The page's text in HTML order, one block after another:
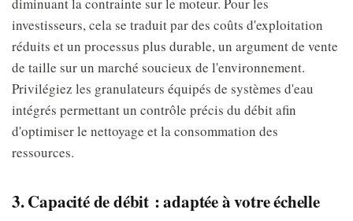
investisseurs, cela se traduit par des coûts d'exploitation
réduits et un processus plus durable, un argument de vente
de taille sur un marché soucieux de l'environnement.
Privilégiez les granulateurs équipés de systèmes d'eau
intégrés permettant un contrôle précis du débit afin
d'optimiser le nettoyage et la consommation des
ressources.
3. Capacité de débit : adaptée à votre échelle